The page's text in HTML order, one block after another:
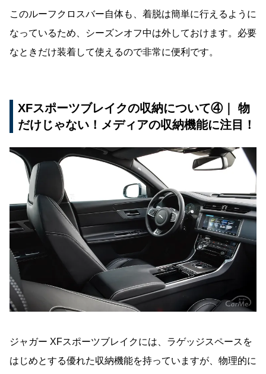
このルーフクロスバー自体も、着脱は簡単に行えるように
なっているため、シーズンオフ中は外しておけます。必要
なときだけ装着して使えるので非常に便利です。
XFスポーツブレイクの収納について④｜ 物
だけじゃない！メディアの収納機能に注目！
ジャガー XFスポーツブレイクには、ラゲッジスペースを
はじめとする優れた収納機能を持っていますが、物理的に